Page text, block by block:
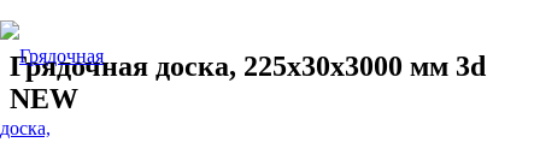
Грядочная доска, 225х30х3000 мм 3d
NEW